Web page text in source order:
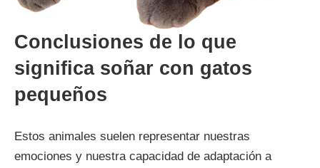
Conclusiones de lo que
significa soñar con gatos
pequeños
Estos animales suelen representar nuestras
emociones y nuestra capacidad de adaptación a